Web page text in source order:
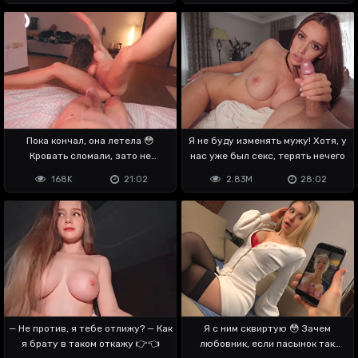
Пока кончал, она летела 😳
Кровать сломали, зато не
21:02
168K
Я не буду изменять мужу! Хотя, у
нас уже был секс, терять нечего
28:02
2.83M
— Не против, я тебе отлижу? — Как
я брату в таком откажу 👉👈
Я с ним сквиртую 😳 Зачем
любовник, если пасынок так